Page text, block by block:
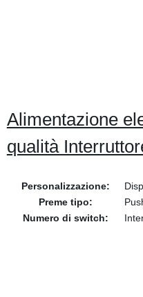
Alimentazione
qualità
Personalizzazione:
Preme tipo:
Numero di switch: